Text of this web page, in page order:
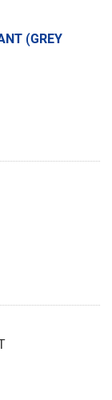
(GREY